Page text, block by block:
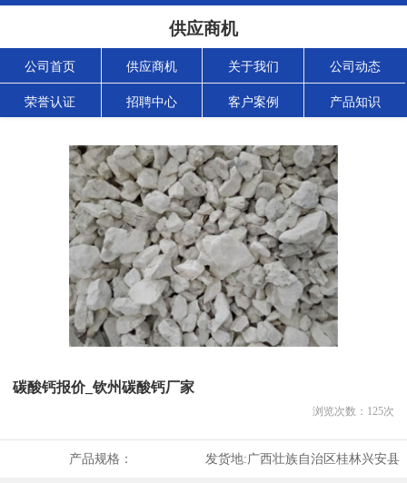
供应商机
公司首页 供应商机 关于我们 公司动态
荣誉认证 招聘中心 客户案例 产品知识
碳酸钙报价_钦州碳酸钙厂家
浏览次数： 125次
产品规格： 发货地:广西壮族自治区桂林兴安县